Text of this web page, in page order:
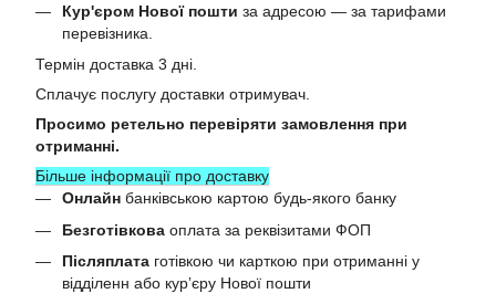
Кур'єром Нової пошти за адресою — за тарифами
перевізника.
Термін доставка 3 дні.
Сплачує послугу доставки отримувач.
Просимо ретельно перевіряти замовлення при
отриманні.
Більше інформації про доставку
Онлайн банківською картою будь-якого банку
Безготівкова оплата за реквізитами ФОП
Післяплата готівкою чи карткою при отриманні у
відділенн або курʼєру Нової пошти